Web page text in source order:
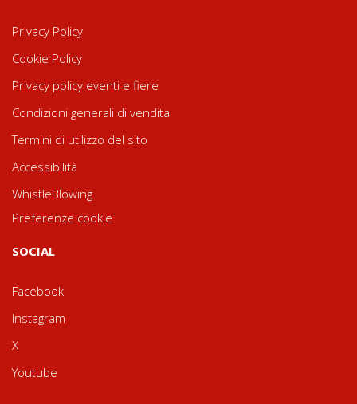
Privacy Policy
Cookie Policy
Privacy policy eventi e fiere
Condizioni generali di vendita
Termini di utilizzo del sito
Accessibilità
WhistleBlowing
Preferenze cookie
SOCIAL
Facebook
Instagram
X
Youtube